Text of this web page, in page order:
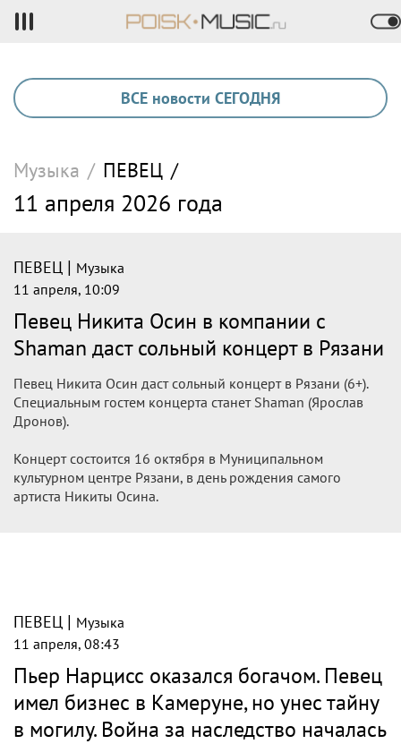
ВСЕ новости СЕГОДНЯ
Музыка / ПЕВЕЦ /
11 апреля 2026 года
ПЕВЕЦ | Музыка
11 апреля, 10:09
Певец Никита Осин в компании с
Shaman даст сольный концерт в Рязани
Певец Никита Осин даст сольный концерт в Рязани (6+).
Специальным гостем концерта станет Shaman (Ярослав
Дронов).
Концерт состоится 16 октября в Муниципальном
культурном центре Рязани, в день рождения самого
артиста Никиты Осина.
ПЕВЕЦ | Музыка
11 апреля, 08:43
Пьер Нарцисс оказался богачом. Певец
имел бизнес в Камеруне, но унес тайну
в могилу. Война за наследство началась